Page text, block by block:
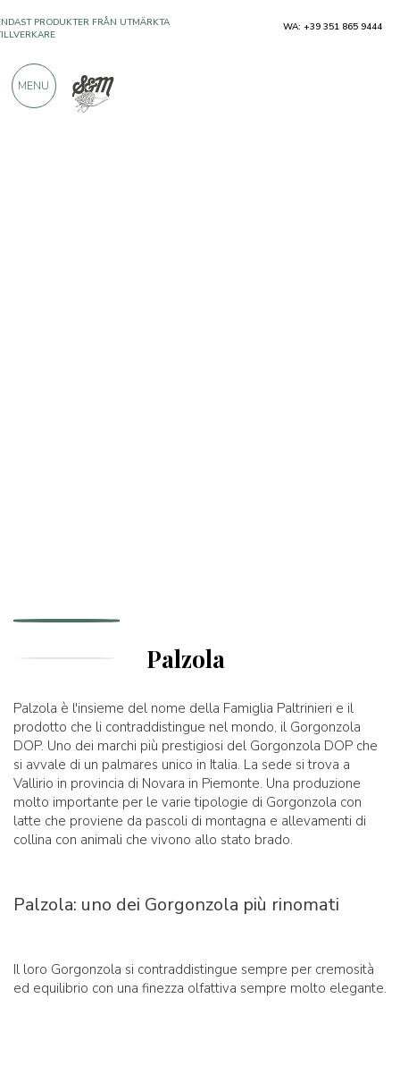
Palzola
Palzola è l'insieme del nome della Famiglia Paltrinieri e il
prodotto che li contraddistingue nel mondo, il Gorgonzola
DOP. Uno dei marchi più prestigiosi del Gorgonzola DOP che
si avvale di un palmares unico in Italia. La sede si trova a
Vallirio in provincia di Novara in Piemonte. Una produzione
molto importante per le varie tipologie di Gorgonzola con
latte che proviene da pascoli di montagna e allevamenti di
collina con animali che vivono allo stato brado.
Palzola: uno dei Gorgonzola più rinomati
Il loro Gorgonzola si contraddistingue sempre per cremosità
ed equilibrio con una finezza olfattiva sempre molto elegante.
900 POSITIVA RECENSIONER WA: +39 351 865 9444
MENU